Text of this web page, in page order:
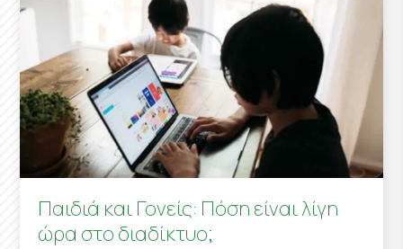
Παιδιά και Γονείς: Πόση είναι λίγη
ώρα στο διαδίκτυο;